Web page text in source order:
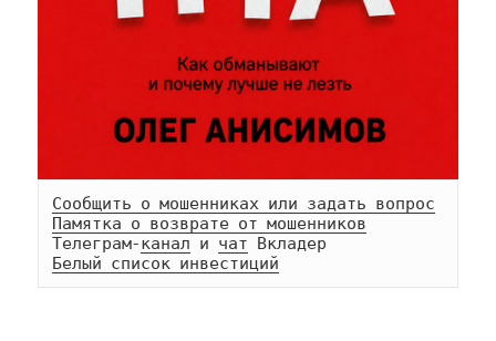
Сообщить о мошенниках или задать вопрос
Памятка о возврате от мошенников
Телеграм-канал и чат
Белый список инвестиций